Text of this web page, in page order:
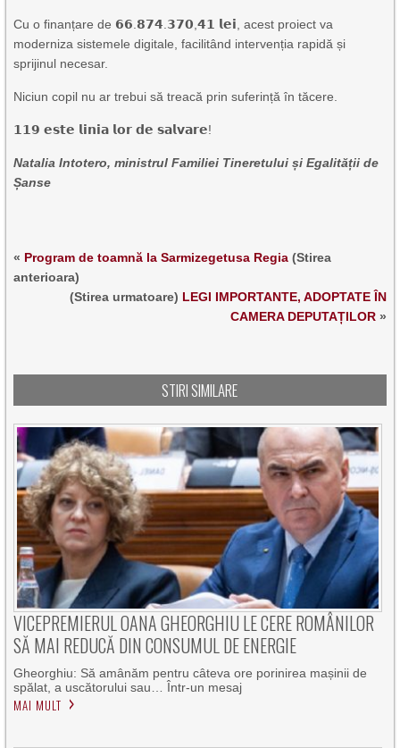
Cu o finanțare de 𝟲𝟲.𝟴𝟳𝟰.𝟯𝟳𝟬,𝟰𝟭 𝗹𝗲𝗶, acest proiect va
moderniza sistemele digitale, facilitând intervenția rapidă și
sprijinul necesar.
Niciun copil nu ar trebui să treacă prin suferință în tăcere.
𝟭𝟭𝟵 𝗲𝘀𝘁𝗲 𝗹𝗶𝗻𝗶𝗮 𝗹𝗼𝗿 𝗱𝗲 𝘀𝗮𝗹𝘃𝗮𝗿𝗲!
Natalia Intotero, ministrul Familiei Tineretului și Egalității de
Șanse
« Program de toamnă la Sarmizegetusa Regia (Stirea
anterioara)
(Stirea urmatoare) LEGI IMPORTANTE, ADOPTATE ÎN
CAMERA DEPUTAȚILOR»
STIRI SIMILARE
VICEPREMIERUL OANA GHEORGHIU LE CERE ROMÂNILOR
SĂ MAI REDUCĂ DIN CONSUMUL DE ENERGIE
Gheorghiu: Să amânăm pentru câteva ore porinirea mașinii de
spălat, a uscătorului sau… Într-un mesaj
MAI MULT